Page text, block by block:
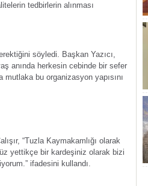
tedbirlerin alınması
söyledi. Başkan Yazıcı,
anında herkesin cebinde bir sefer
bu organizasyon yapısını
“Tuzla Kaymakamlığı olarak
yettikçe bir kardeşiniz olarak bizi
ifadesini kullandı.